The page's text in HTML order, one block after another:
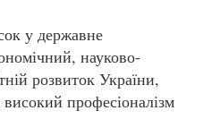
у державне
науково-
розвиток України,
високий професіоналізм